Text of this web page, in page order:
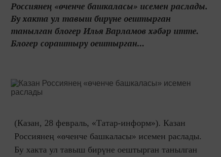
Россиянең «өченче башкаласы» исемен раслады.
Бу хакта ул тавыш бирүне оештырган
танылган блогер Илья Варламов хәбәр итте.
Блогер сораштыру оештырган...
(Казан, 28 февраль, «Татар-информ»). Казан
Россиянең «өченче башкаласы» исемен раслады.
Бу хакта ул тавыш бирүне оештырган танылган